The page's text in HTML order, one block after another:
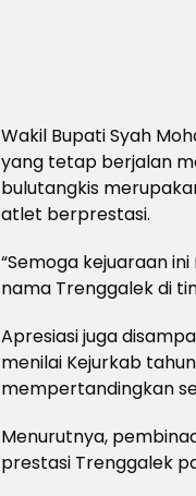
Wakil Bupati Syah
yang tetap berjalan
bulutangkis
atlet berprestasi.
“Semoga kejuaraan
nama Trenggalek di
Apresiasi juga
menilai Kejurkab
mempertandingkan
Menurutnya,
prestasi Trenggalek